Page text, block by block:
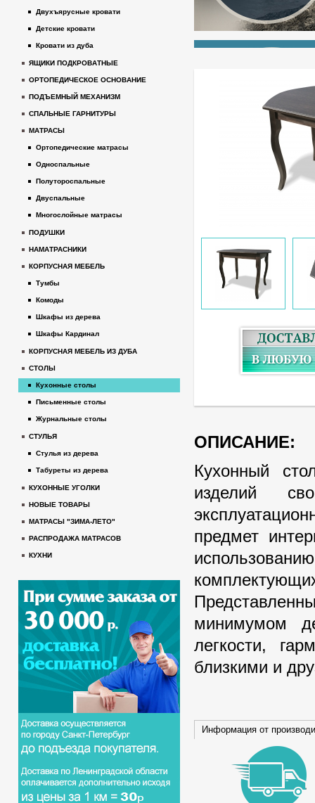
ОПИСАНИЕ:
Кухонный
изделий
предмет
минимумом
легкости,
близкими и
Информация от
Двухъярусные кровати
Детские кровати
Кровати из дуба
ЯЩИКИ ПОДКРОВАТНЫЕ
ОРТОПЕДИЧЕСКОЕ ОСНОВАНИЕ
ПОДЪЕМНЫЙ МЕХАНИЗМ
СПАЛЬНЫЕ ГАРНИТУРЫ
МАТРАСЫ
Ортопедические матрасы
Односпальные
Полутороспальные
Двуспальные
Многослойные матрасы
ПОДУШКИ
НАМАТРАСНИКИ
КОРПУСНАЯ МЕБЕЛЬ
Тумбы
Комоды
Шкафы из дерева
Шкафы Кардинал
КОРПУСНАЯ МЕБЕЛЬ ИЗ ДУБА
СТОЛЫ
Кухонные столы
Письменные столы
Журнальные столы
СТУЛЬЯ
Стулья из дерева
Табуреты из дерева
КУХОННЫЕ УГОЛКИ
НОВЫЕ ТОВАРЫ
МАТРАСЫ "ЗИМА-ЛЕТО"
РАСПРОДАЖА МАТРАСОВ
КУХНИ